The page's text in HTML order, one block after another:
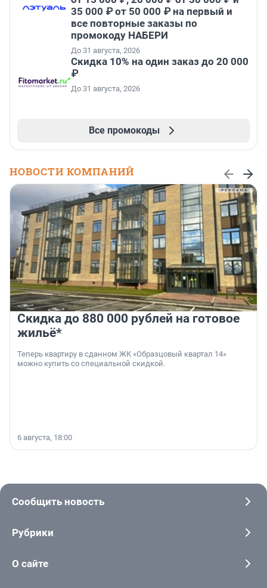
35 000 ₽ от 50 000 ₽ на первый и
все повторные заказы по
промокоду НАБЕРИ
До 31 августа, 2026
Скидка 10% на один заказ до 20 000
₽
До 31 августа, 2026
Все промокоды
НОВОСТИ КОМПАНИЙ
Скидка до 880 000 рублей на готовое
жильё*
Теперь квартиру в сданном ЖК «Образцовый квартал 14»
можно купить со специальной скидкой.
6 августа, 18:00
Сообщить новость
Рубрики
О сайте